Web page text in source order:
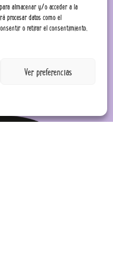
almacenar y/o acceder a la
procesar datos como el
o retirar el consentimiento,
Ver preferencias